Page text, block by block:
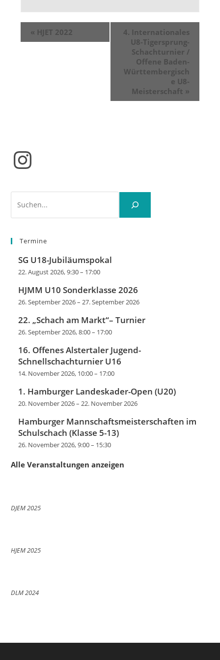
« HJET 2022
4. Internationales
U8-Tigersprung-
Schachturnier /
Offene Baden-
Württembergisch
e U8-
Meisterschaft »
Instagram
Termine
SG U18-Jubiläumspokal
22. August 2026, 9:30– 17:00
HJMM U10 Sonderklasse 2026
26. September 2026–27. September 2026
22. „Schach am Markt“– Turnier
26. September 2026, 8:00– 17:00
16. Offenes Alstertaler Jugend-
Schnellschachturnier U16
14. November 2026, 10:00– 17:00
1. Hamburger Landeskader-Open (U20)
20. November 2026–22. November 2026
Hamburger Mannschaftsmeisterschaften im
Schulschach (Klasse 5-13)
26. November 2026, 9:00– 15:30
Alle Veranstaltungen anzeigen
DJEM 2025
HJEM 2025
DLM 2024